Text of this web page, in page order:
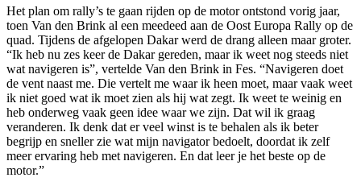
Het plan om rally’s te gaan rijden op de motor ontstond vorig jaar,
toen Van den Brink al een meedeed aan de Oost Europa Rally op de
quad. Tijdens de afgelopen Dakar werd de drang alleen maar groter.
“Ik heb nu zes keer de Dakar gereden, maar ik weet nog steeds niet
wat navigeren is”, vertelde Van den Brink in Fes. “Navigeren doet
de vent naast me. Die vertelt me waar ik heen moet, maar vaak weet
ik niet goed wat ik moet zien als hij wat zegt. Ik weet te weinig en
heb onderweg vaak geen idee waar we zijn. Dat wil ik graag
veranderen. Ik denk dat er veel winst is te behalen als ik beter
begrijp en sneller zie wat mijn navigator bedoelt, doordat ik zelf
meer ervaring heb met navigeren. En dat leer je het beste op de
motor.”